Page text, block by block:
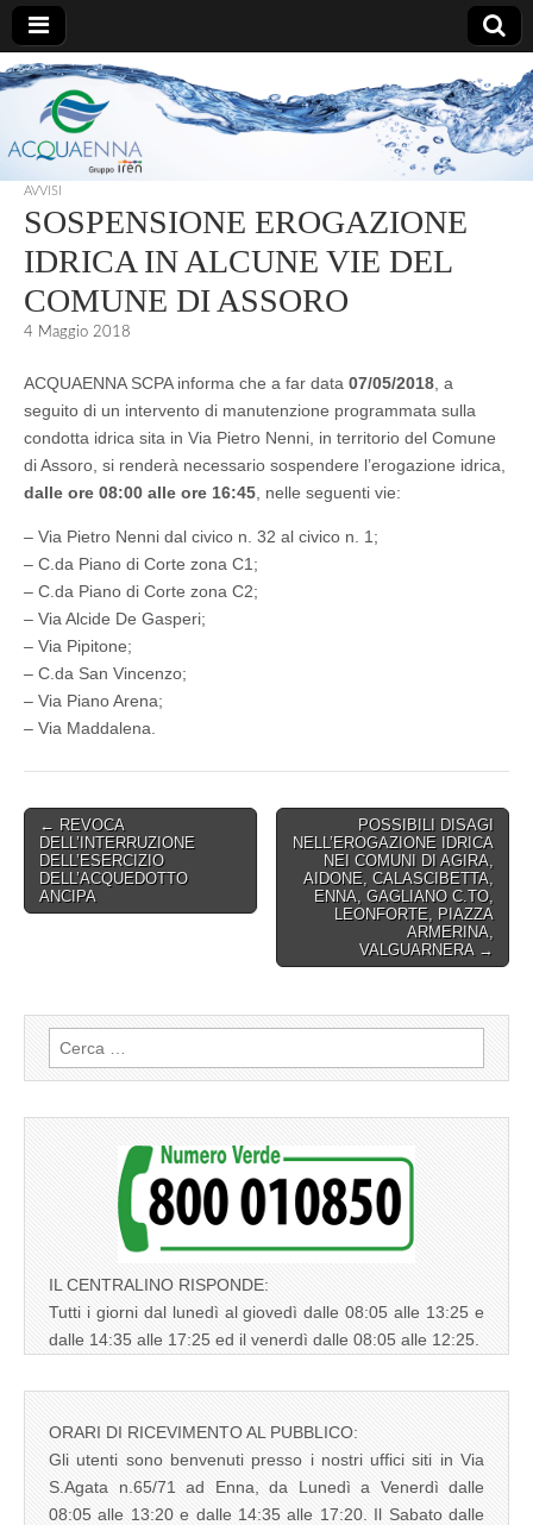
AcquaEnna
AVVISI
SOSPENSIONE EROGAZIONE
IDRICA IN ALCUNE VIE DEL
COMUNE DI ASSORO
4 Maggio 2018
ACQUAENNA SCPA informa che a far data 07/05/2018 , a
seguito di un intervento di manutenzione programmata sulla
condotta idrica sita in Via Pietro Nenni, in territorio del Comune
di Assoro, si renderà necessario sospendere l’erogazione idrica,
dalle ore 08:00 alle ore 16:45 , nelle seguenti vie:
– Via Pietro Nenni dal civico n. 32 al civico n. 1;
– C.da Piano di Corte zona C1;
– C.da Piano di Corte zona C2;
– Via Alcide De Gasperi;
– Via Pipitone;
– C.da San Vincenzo;
– Via Piano Arena;
– Via Maddalena.
Post
navigation
← REVOCA
DELL’INTERRUZIONE
DELL’ESERCIZIO
DELL’ACQUEDOTTO
ANCIPA
POSSIBILI DISAGI
NELL’EROGAZIONE IDRICA
NEI COMUNI DI AGIRA,
AIDONE, CALASCIBETTA,
ENNA, GAGLIANO C.TO,
LEONFORTE, PIAZZA
ARMERINA,
VALGUARNERA →
Ricerca
per:
IL CENTRALINO RISPONDE:
Tutti i giorni dal lunedì al giovedì dalle 08:05 alle 13:25 e
dalle 14:35 alle 17:25 ed il venerdì dalle 08:05 alle 12:25.
ORARI DI RICEVIMENTO AL PUBBLICO:
Gli utenti sono benvenuti presso i nostri uffici siti in Via
S.Agata n.65/71 ad Enna, da Lunedì a Venerdì dalle
08:05 alle 13:20 e dalle 14:35 alle 17:20. Il Sabato dalle